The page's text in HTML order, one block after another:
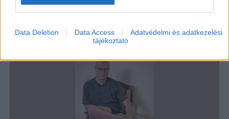
Data Deletion Data Access
Adatvédelmi és adatkezelési
tájékoztató
BELFÖLD 2026. augusztus 6.
üzente Gyurcsány Ferenc Magyar Péternek?